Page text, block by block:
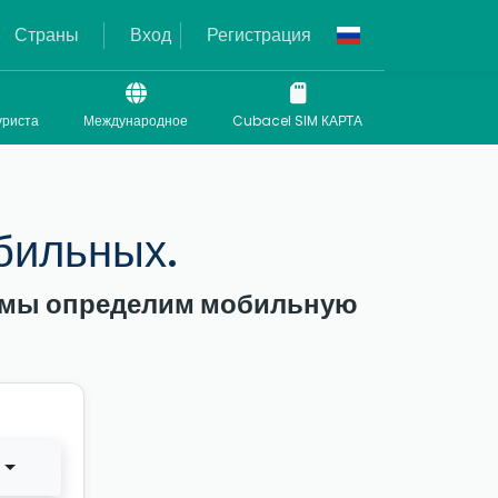
Страны Вход Регистрация
Международное Cubacel SIM КАРТА
мы определим мобильную